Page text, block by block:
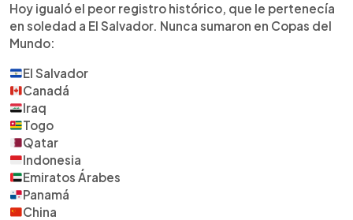
Hoy igualó el peor registro histórico, que le pertenecía
en soledad a El Salvador. Nunca sumaron en Copas del
Mundo:
El Salvador
Canadá
Iraq
Togo
Qatar
Indonesia
Emiratos Árabes
Panamá
China